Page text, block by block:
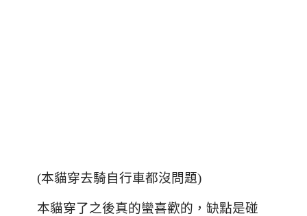
(本貓穿去騎自行車都沒問題)
本貓穿了之後真的蠻喜歡的，缺點是碰